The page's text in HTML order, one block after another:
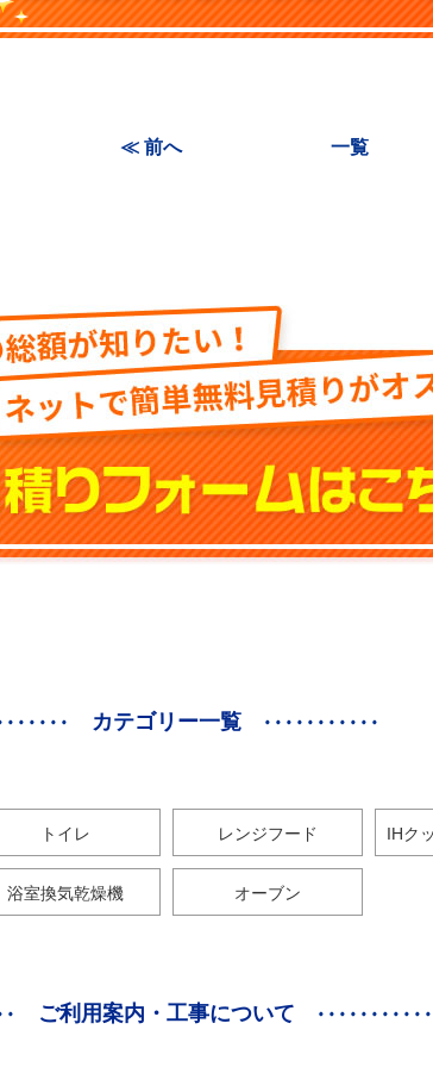
≪ 前へ 一覧
カテゴリー一覧
トイレ レンジフード IHク
浴室換気乾燥機 オーブン
ご利用案内・工事について